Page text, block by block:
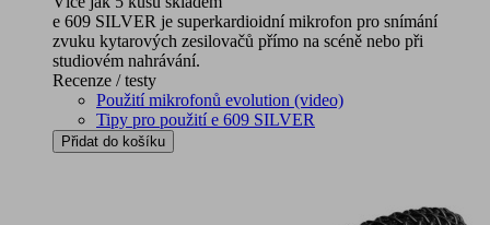
e 609 SILVER je superkardioidní mikrofon pro snímání
zvuku kytarových zesilovačů přímo na scéně nebo při
studiovém nahrávání.
Recenze / testy
Použití mikrofonů evolution (video)
Tipy pro použití e 609 SILVER
Přidat do košíku